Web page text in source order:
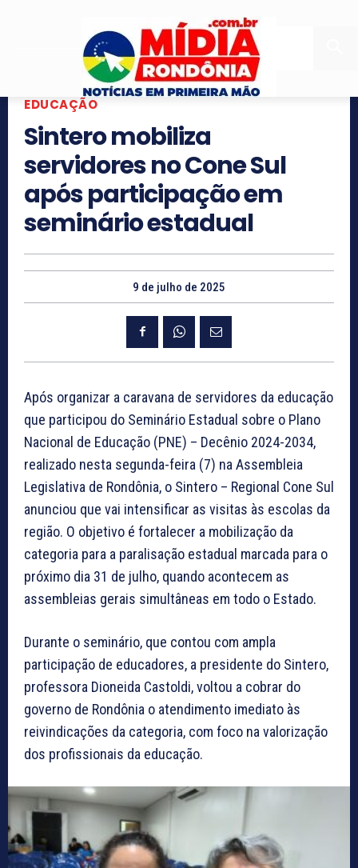
EDUCAÇÃO
Sintero mobiliza
servidores no Cone Sul
após participação em
seminário estadual
9 de julho de 2025
Após organizar a caravana de servidores da educação
que participou do Seminário Estadual sobre o Plano
Nacional de Educação (PNE) – Decênio 2024-2034,
realizado nesta segunda-feira (7) na Assembleia
Legislativa de Rondônia, o Sintero – Regional Cone Sul
anunciou que vai intensificar as visitas às escolas da
região. O objetivo é fortalecer a mobilização da
categoria para a paralisação estadual marcada para o
próximo dia 31 de julho, quando acontecem as
assembleias gerais simultâneas em todo o Estado.
Durante o seminário, que contou com ampla
participação de educadores, a presidente do Sintero,
professora Dioneida Castoldi, voltou a cobrar do
governo de Rondônia o atendimento imediato às
reivindicações da categoria, com foco na valorização
dos profissionais da educação.